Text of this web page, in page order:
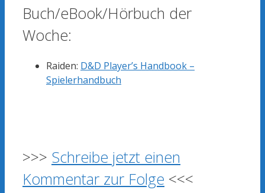
Buch/eBook/Hörbuch der
Woche:
Raiden: D&D Player’s Handbook –
Spielerhandbuch
>>> Schreibe jetzt einen
Kommentar zur Folge <<<